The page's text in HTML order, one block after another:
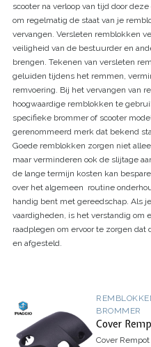
scooter na verloop van tijd door
om regelmatig de staat van je
vervangen. Versleten remblokken
veiligheid van de bestuurder en
brengen. Tekenen van versleten
geluiden tijdens het remmen,
remvoering. Bij het vervangen van
hoogwaardige remblokken te
specifieke brommer of scooter
gerenommeerd merk dat bekend
Goede remblokken zorgen niet
maar verminderen ook de slijtage
de lange termijn kosten kan
over het algemeen routine
handig bent met gereedschap. Als
vaardigheden, is het verstandig om
raadplegen om ervoor te zorgen
en afgesteld.
BROMMER
Cover
Cover